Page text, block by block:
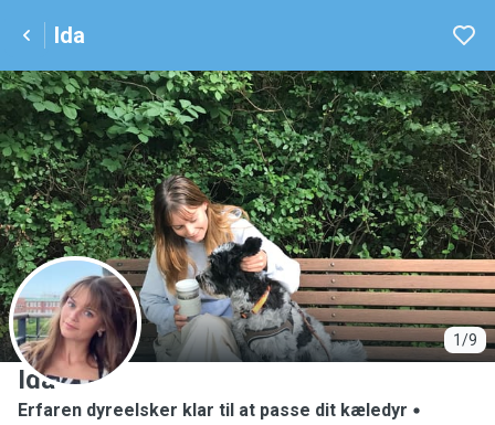
Ida
1/9
I
Ida
Erfaren dyreelsker klar til at passe dit kæledyr